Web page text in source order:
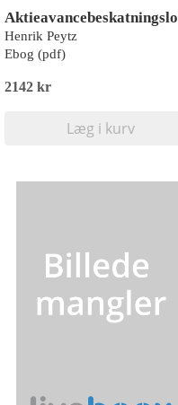
Henrik Peytz
Ebog (pdf)
2142 kr
Læg i kurv